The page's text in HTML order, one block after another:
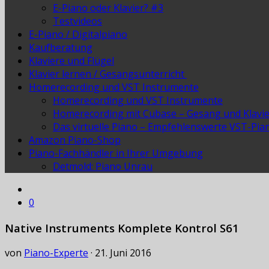
E-Piano oder Klavier? #3
Testvideos
E-Piano / Digitalpiano
Kaufberatung
Klaviere und Flügel
Klavier lernen / Gesangsunterricht
Homerecording und VST Instrumente
Homerecording und VST Instrumente
Homerecording mit Cubase – Gesang und
Das virtuelle Piano – Empfehlenswerte VST-
Amazon Piano-Shop
Piano-Fachhändler in Ihrer Umgebung
Detmold: Piano Unrau
0
Native Instruments Komplete Kontrol S61
von Piano-Experte · 21. Juni 2016